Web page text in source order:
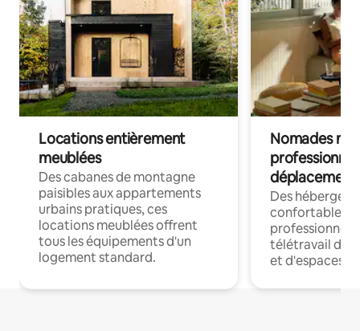
Locations entièrement
meublées
Des cabanes de montagne
paisibles aux appartements
urbains pratiques, ces
locations meublées offrent
tous les équipements d'un
logement standard.
Nomades
déplacement
Des
confortables
professionnels
télétravail
et d'espaces